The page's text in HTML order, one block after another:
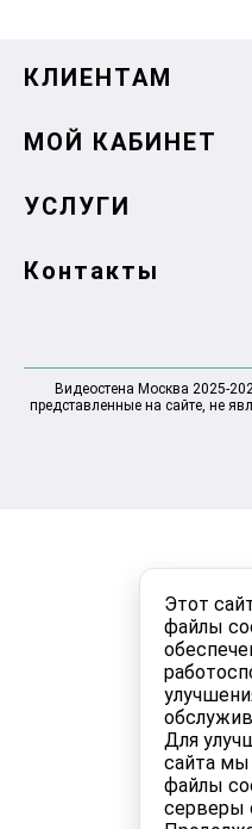
Этот
файлы
Для
сайта
файлы
серверы
КЛИЕНТАМ
МОЙ КАБИНЕТ
УСЛУГИ
Контакты
Видеостена Москва 2025-
представленные на сайте, не